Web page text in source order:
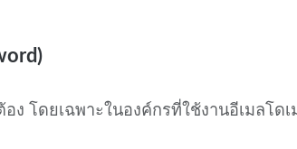
โดยเฉพาะในองค์กรที่ใช้งานอีเมลโดเ